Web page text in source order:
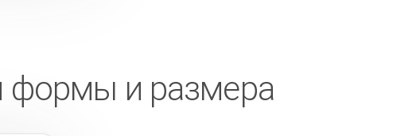
формы и размера